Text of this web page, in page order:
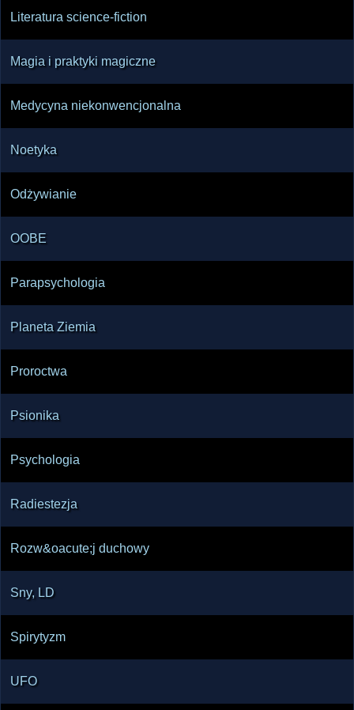
Literatura science-fiction
Magia i praktyki magiczne
Medycyna niekonwencjonalna
Noetyka
Odżywianie
OOBE
Parapsychologia
Planeta Ziemia
Proroctwa
Psionika
Psychologia
Radiestezja
Rozw&oacute;j duchowy
Sny, LD
Spirytyzm
UFO